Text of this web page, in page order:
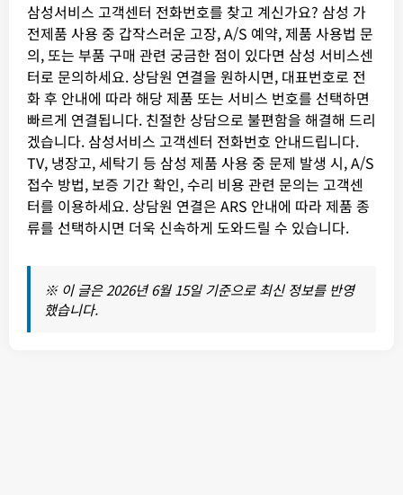
삼성서비스 고객센터 전화번호를 찾고 계신가요? 삼성 가
전제품 사용 중 갑작스러운 고장, A/S 예약, 제품 사용법 문
의, 또는 부품 구매 관련 궁금한 점이 있다면 삼성 서비스센
터로 문의하세요. 상담원 연결을 원하시면, 대표번호로 전
화 후 안내에 따라 해당 제품 또는 서비스 번호를 선택하면
빠르게 연결됩니다. 친절한 상담으로 불편함을 해결해 드리
겠습니다. 삼성서비스 고객센터 전화번호 안내드립니다.
TV, 냉장고, 세탁기 등 삼성 제품 사용 중 문제 발생 시, A/S
접수 방법, 보증 기간 확인, 수리 비용 관련 문의는 고객센
터를 이용하세요. 상담원 연결은 ARS 안내에 따라 제품 종
류를 선택하시면 더욱 신속하게 도와드릴 수 있습니다.
※ 이 글은 2026년 6월 15일 기준으로 최신 정보를 반영
했습니다.